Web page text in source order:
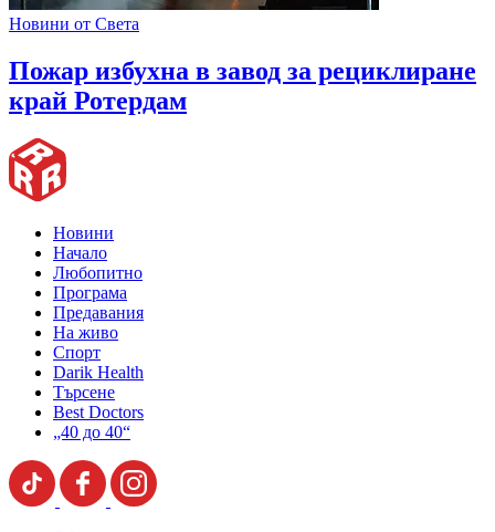
Новини от Света
Пожар избухна в завод за рециклиране
край Ротердам
Новини
Начало
Любопитно
Програма
Предавания
На живо
Спорт
Darik Health
Търсене
Best Doctors
„40 до 40“